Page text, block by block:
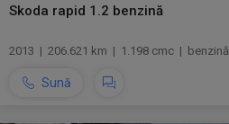
Skoda rapid 1.2 benzină
2013 | 206.621 km | 1.198 cmc | benzină
Sună